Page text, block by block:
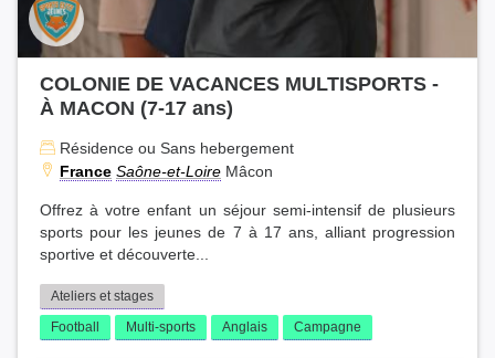
COLONIE DE VACANCES MULTISPORTS -
À MACON (7-17 ans)
Résidence ou Sans hebergement
France Saône-et-Loire Mâcon
Offrez à votre enfant un séjour semi-intensif de plusieurs
sports pour les jeunes de 7 à 17 ans, alliant progression
sportive et découverte...
Ateliers et stages
Football
Multi-sports Anglais Campagne